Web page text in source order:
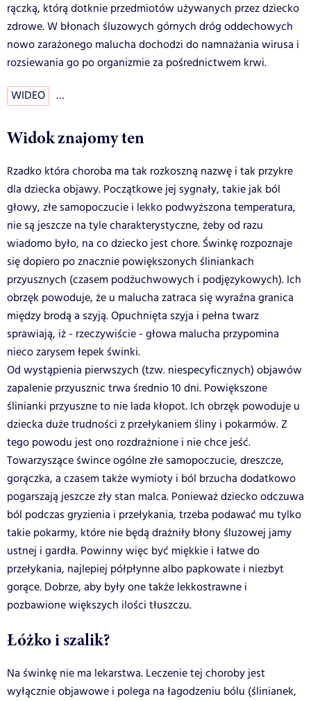
rączką, którą dotknie przedmiotów używanych przez dziecko
zdrowe. W błonach śluzowych górnych dróg oddechowych
nowo zarażonego malucha dochodzi do namnażania wirusa i
rozsiewania go po organizmie za pośrednictwem krwi.
WIDEO …
Widok znajomy ten
Rzadko która choroba ma tak rozkoszną nazwę i tak przykre
dla dziecka objawy. Początkowe jej sygnały, takie jak ból
głowy, złe samopoczucie i lekko podwyższona temperatura,
nie są jeszcze na tyle charakterystyczne, żeby od razu
wiadomo było, na co dziecko jest chore. Świnkę rozpoznaje
się dopiero po znacznie powiększonych śliniankach
przyusznych (czasem podżuchwowych i podjęzykowych). Ich
obrzęk powoduje, że u malucha zatraca się wyraźna granica
między brodą a szyją. Opuchnięta szyja i pełna twarz
sprawiają, iż - rzeczywiście - głowa malucha przypomina
nieco zarysem łepek świnki.
Od wystąpienia pierwszych (tzw. niespecyficznych) objawów
zapalenie przyusznic trwa średnio 10 dni. Powiększone
ślinianki przyuszne to nie lada kłopot. Ich obrzęk powoduje u
dziecka duże trudności z przełykaniem śliny i pokarmów. Z
tego powodu jest ono rozdrażnione i nie chce jeść.
Towarzyszące śwince ogólne złe samopoczucie, dreszcze,
gorączka, a czasem także wymioty i ból brzucha dodatkowo
pogarszają jeszcze zły stan malca. Ponieważ dziecko odczuwa
ból podczas gryzienia i przełykania, trzeba podawać mu tylko
takie pokarmy, które nie będą drażniły błony śluzowej jamy
ustnej i gardła. Powinny więc być miękkie i łatwe do
przełykania, najlepiej półpłynne albo papkowate i niezbyt
gorące. Dobrze, aby były one także lekkostrawne i
pozbawione większych ilości tłuszczu.
Łóżko i szalik?
Na świnkę nie ma lekarstwa. Leczenie tej choroby jest
wyłącznie objawowe i polega na łagodzeniu bólu (ślinianek,